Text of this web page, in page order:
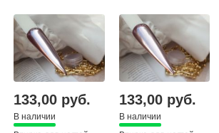
133,00 руб.
В наличии
133,00 руб.
В наличии